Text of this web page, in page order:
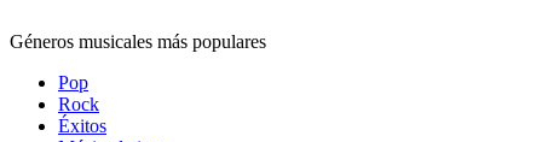
Géneros musicales más populares
Pop
Rock
Éxitos